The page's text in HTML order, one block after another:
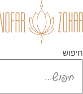
חיפוש